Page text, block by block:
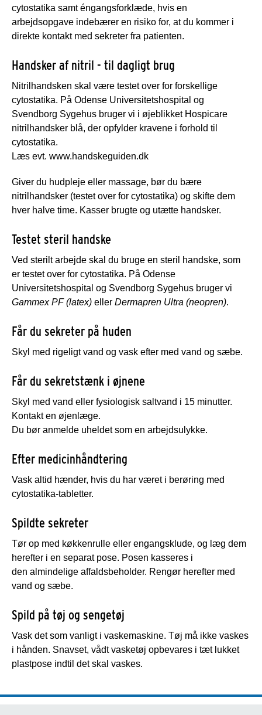
cytostatika samt éngangsforklæde, hvis en
arbejdsopgave indebærer en risiko for, at du kommer i
direkte kontakt med sekreter fra patienten.
Handsker af nitril - til dagligt brug
Nitrilhandsken skal være testet over for forskellige
cytostatika. På Odense Universitetshospital og
Svendborg Sygehus bruger vi i øjeblikket Hospicare
nitrilhandsker blå, der opfylder kravene i forhold til
cytostatika.
Læs evt. www.handskeguiden.dk
Giver du hudpleje eller massage, bør du bære
nitrilhandsker (testet over for cytostatika) og skifte dem
hver halve time. Kasser brugte og utætte handsker.
Testet steril handske
Ved sterilt arbejde skal du bruge en steril handske, som
er testet over for cytostatika. På Odense
Universitetshospital og Svendborg Sygehus bruger vi
Gammex PF (latex) eller Dermapren Ultra (neopren).
Får du sekreter på huden
Skyl med rigeligt vand og vask efter med vand og sæbe.
Får du sekretstænk i øjnene
Skyl med vand eller fysiologisk saltvand i 15 minutter.
Kontakt en øjenlæge.
Du bør anmelde uheldet som en arbejdsulykke.
Efter medicinhåndtering
Vask altid hænder, hvis du har været i berøring med
cytostatika-tabletter.
Spildte sekreter
Tør op med køkkenrulle eller engangsklude, og læg dem
herefter i en separat pose. Posen kasseres i
den almindelige affaldsbeholder. Rengør herefter med
vand og sæbe.
Spild på tøj og sengetøj
Vask det som vanligt i vaskemaskine. Tøj må ikke vaskes
i hånden. Snavset, vådt vasketøj opbevares i tæt lukket
plastpose indtil det skal vaskes.